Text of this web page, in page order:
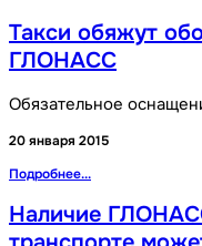
Такси обяжут
ГЛОНАСС
Обязательное
20 января 2015
Подробнее...
Наличие